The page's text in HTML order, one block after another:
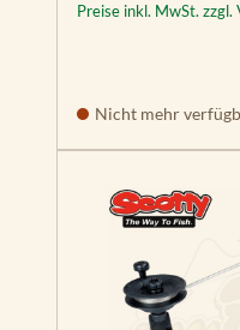
Preise inkl. MwSt. zzgl.
Nicht mehr